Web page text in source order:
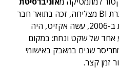
, הקים ב-1996 חברת BI מצליחה, זכה בתואר חבר
המסדר של האימפריה הבריטית ב-2006, עשה אקזיט, היה
אחד של שקט ונחת: במקום
שנים במאבק באישומי
זמן קצר.